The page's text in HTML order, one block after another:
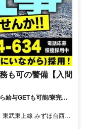
も可の警備【入間
給与GETも可能/寮完備
武東上線 みずほ台西口
40分 埼玉県入間郡三芳